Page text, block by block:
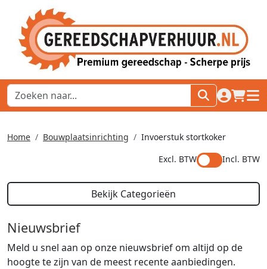
naar
Home Bouwplaatsinrichting
Invoerstuk stortkoker
Excl. BTW
Incl. BTW
Bekijk Categorieën
Nieuwsbrief
Meld u snel aan op onze nieuwsbrief om altijd op de
hoogte te zijn van de meest recente aanbiedingen.